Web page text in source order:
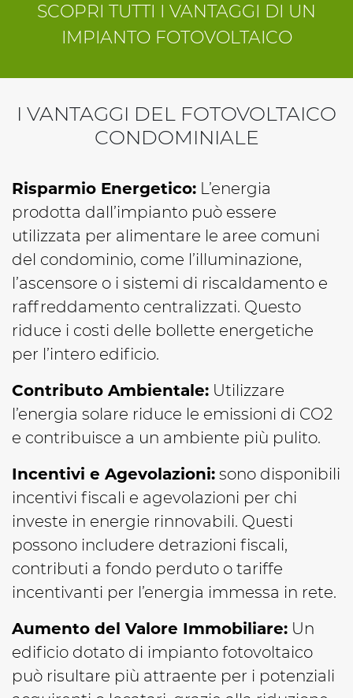
SCOPRI TUTTI I VANTAGGI DI UN
IMPIANTO FOTOVOLTAICO
I VANTAGGI DEL FOTOVOLTAICO
CONDOMINIALE
Risparmio Energetico: L’energia
prodotta dall’impianto può essere
utilizzata per alimentare le aree comuni
del condominio, come l’illuminazione,
l’ascensore o i sistemi di riscaldamento e
raffreddamento centralizzati. Questo
riduce i costi delle bollette energetiche
per l’intero edificio.
Contributo Ambientale: Utilizzare
l’energia solare riduce le emissioni di CO2
e contribuisce a un ambiente più pulito.
Incentivi e Agevolazioni: sono disponibili
incentivi fiscali e agevolazioni per chi
investe in energie rinnovabili. Questi
possono includere detrazioni fiscali,
contributi a fondo perduto o tariffe
incentivanti per l’energia immessa in rete.
Aumento del Valore Immobiliare: Un
edificio dotato di impianto fotovoltaico
può risultare più attraente per i potenziali